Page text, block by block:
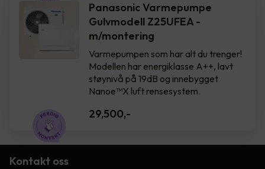
Panasonic Varmepumpe
Gulvmodell Z25UFEA -
m/montering
Varmepumpen som har alt du trenger!
Modellen har energiklasse A++, lavt
støynivå på 19dB og innebygget
Nanoe™X luft rensesystem.
29,500,-
Kontakt oss